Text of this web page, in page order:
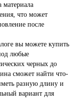
материала
что может
после
вы можете купить
любые
черных до
сможет найти что-
разную длину и
вариант для